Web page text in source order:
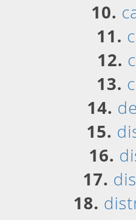
10.
11.
12.
13.
14.
15.
16.
17.
18.